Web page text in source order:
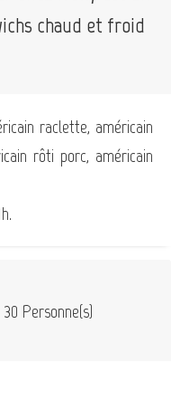
chaud et froid
raclette, américain
rôti porc, américain
30 Personne(s)